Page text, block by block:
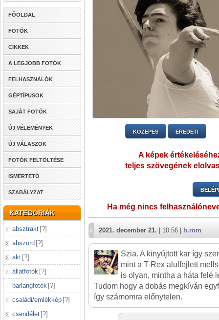
FŐOLDAL
FOTÓK
CIKKEK
A LEGJOBB FOTÓK
FELHASZNÁLÓK
GÉPTÍPUSOK
SAJÁT FOTÓK
ÚJ VÉLEMÉNYEK
ÚJ VÁLASZOK
FOTÓK FELTÖLTÉSE
ISMERTETŐ
SZABÁLYZAT
KATEGÓRIÁK
absztrakt [?]
abszurd [?]
akt [?]
állatfotók [?]
barlangfotók [?]
családi/emlékkép [?]
csendélet [?]
KÖZEPES EREDETI
A képek
teljes szövegének
Ha még nincs
2021. december 21. | 10:56 | h.rom
Szia. A kinyújtott kar így
mint a T-Rex alulfejlett
is olyan, mintha a háta felé
Tudom hogy a dobás megkíván
így számomra előnytelen.